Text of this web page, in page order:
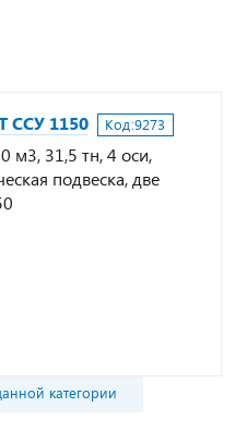
ССУ 1150 Код:9273
м3, 31,5 тн, 4 оси,
подвеска, две
категории